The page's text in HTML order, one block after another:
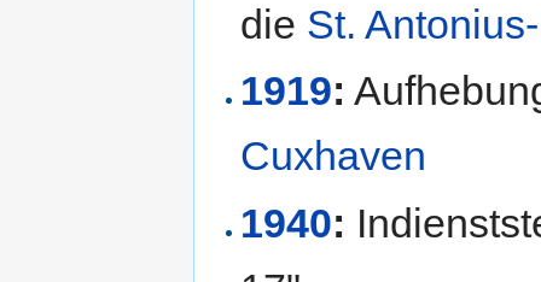
die St.
1919:
Cuxhaven
1940: